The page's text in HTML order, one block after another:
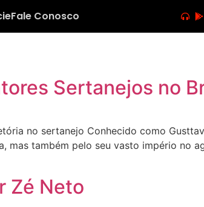
Fale Conosco
Sertanejos no
no sertanejo Conhecido como
mas também pelo seu vasto império no
Zé Neto